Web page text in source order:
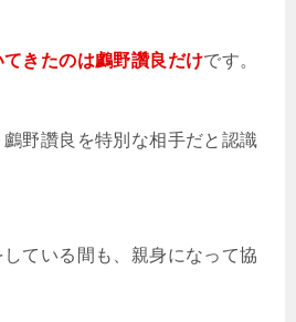
きたのは鸕野讚良だけです。
野讚良を特別な相手だと認識
ている間も、親身になって協